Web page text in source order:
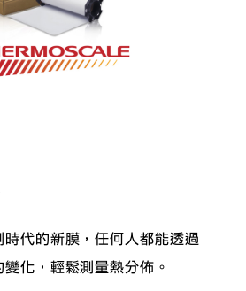
代的新膜，任何人都能透過
化，輕鬆測量熱分佈。